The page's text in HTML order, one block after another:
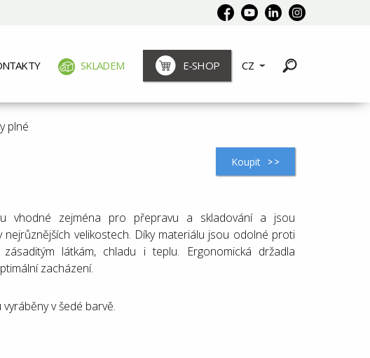
SKLADEM E-SHOP CZ
plné
Koupit
vhodné zejména pro přepravu a skladování a jsou
nejrůznějších velikostech. Díky materiálu jsou odolné proti
látkám, chladu i teplu. Ergonomická držadla
zacházení.
v šedé barvě.